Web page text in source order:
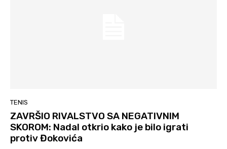
TENIS
ZAVRŠIO RIVALSTVO SA NEGATIVNIM
SKOROM: Nadal otkrio kako je bilo igrati
protiv Đokovića